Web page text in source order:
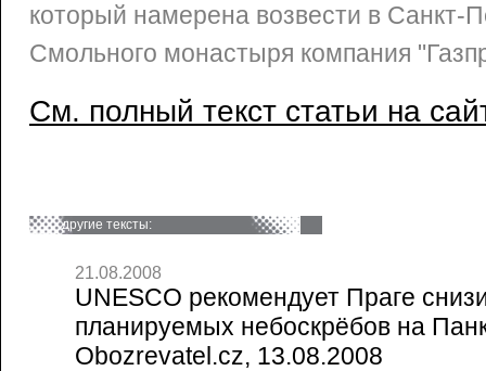
который намерена возвести в Санкт-
Смольного монастыря компания
См. полный текст статьи на
другие тексты:
21.08.2008
UNESCO рекомендует Праге
планируемых небоскрёбов на
Obozrevatel.cz, 13.08.2008